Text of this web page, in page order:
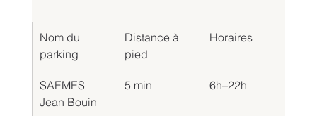
Nom du
parking
Distance à
pied
Horaires
SAEMES
Jean Bouin
5 min 6h–22h